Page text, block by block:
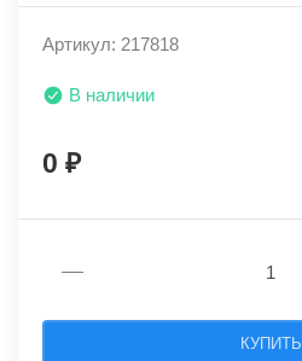
Артикул: 217818
В наличии
0
КУПИТЬ